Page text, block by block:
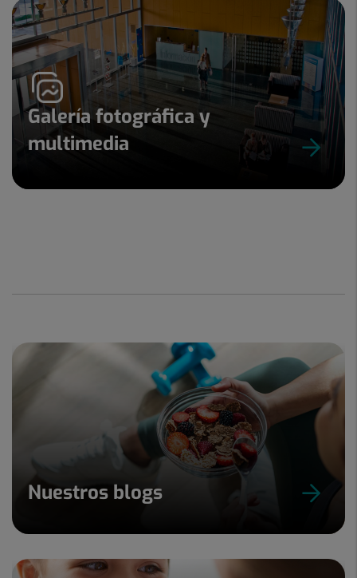
Galería fotográfica y
multimedia
Nuestros blogs